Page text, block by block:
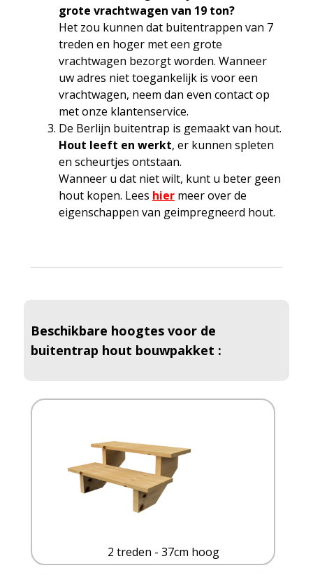
grote vrachtwagen van 19 ton?
Het zou kunnen dat buitentrappen van 7
treden en hoger met een grote
vrachtwagen bezorgt worden. Wanneer
uw adres niet toegankelijk is voor een
vrachtwagen, neem dan even contact op
met onze klantenservice.
De Berlijn buitentrap is gemaakt van hout.
Hout leeft en werkt, er kunnen spleten
en scheurtjes ontstaan.
Wanneer u dat niet wilt, kunt u beter geen
hout kopen. Lees hier meer over de
eigenschappen van geimpregneerd hout.
Beschikbare hoogtes voor de
buitentrap hout bouwpakket :
2 treden - 37cm hoog